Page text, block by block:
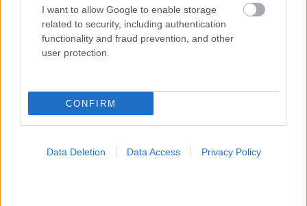
I want to allow Google to enable storage
related to security, including authentication
functionality and fraud prevention, and other
user protection.
CONFIRM
Data Deletion Data Access Privacy Policy